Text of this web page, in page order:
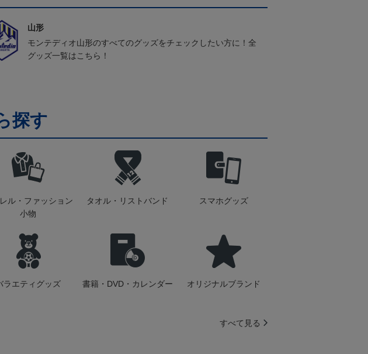
山形
モンテディオ山形のすべてのグッズをチェックしたい方に！全
グッズ一覧はこちら！
探す
ル・ファッション
小物
タオル・リストバンド スマホグッズ
ラエティグッズ 書籍・DVD・カレンダー オリジナルブランド
すべて見る